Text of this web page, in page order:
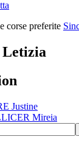
corse preferite
Justine
Mireia